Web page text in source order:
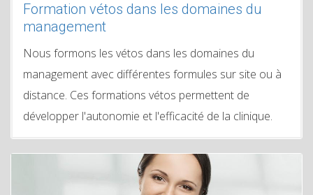
Formation vétos dans les domaines du
management
Nous formons les vétos dans les domaines du
management avec différentes formules sur site ou à
distance. Ces formations vétos permettent de
développer l'autonomie et l'efficacité de la clinique.